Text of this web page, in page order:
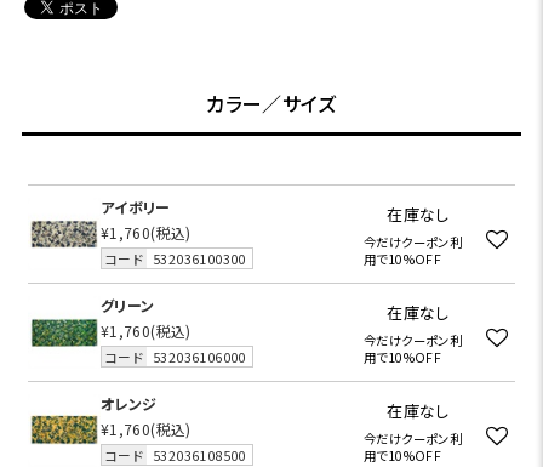
カラー／サイズ
アイボリー
¥1,760(税込)
コード 532036100300
在庫なし
今だけクーポン利
用で10%OFF
グリーン
¥1,760(税込)
コード 532036106000
在庫なし
今だけクーポン利
用で10%OFF
オレンジ
¥1,760(税込)
コード 532036108500
在庫なし
今だけクーポン利
用で10%OFF